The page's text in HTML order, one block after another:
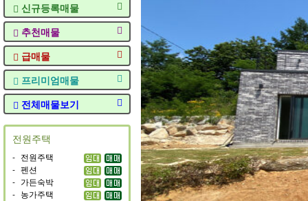
신규등록매물
추천매물
급매물
프리미엄매물
전체매물보기
전원주택
- 전원주택
- 펜션
- 가든숙박
- 농가주택